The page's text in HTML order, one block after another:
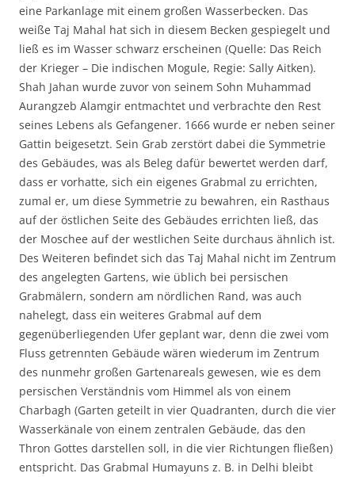
eine Parkanlage mit einem großen Wasserbecken. Das
weiße Taj Mahal hat sich in diesem Becken gespiegelt und
ließ es im Wasser schwarz erscheinen (Quelle: Das Reich
der Krieger – Die indischen Mogule, Regie: Sally Aitken).
Shah Jahan wurde zuvor von seinem Sohn Muhammad
Aurangzeb Alamgir entmachtet und verbrachte den Rest
seines Lebens als Gefangener. 1666 wurde er neben seiner
Gattin beigesetzt. Sein Grab zerstört dabei die Symmetrie
des Gebäudes, was als Beleg dafür bewertet werden darf,
dass er vorhatte, sich ein eigenes Grabmal zu errichten,
zumal er, um diese Symmetrie zu bewahren, ein Rasthaus
auf der östlichen Seite des Gebäudes errichten ließ, das
der Moschee auf der westlichen Seite durchaus ähnlich ist.
Des Weiteren befindet sich das Taj Mahal nicht im Zentrum
des angelegten Gartens, wie üblich bei persischen
Grabmälern, sondern am nördlichen Rand, was auch
nahelegt, dass ein weiteres Grabmal auf dem
gegenüberliegenden Ufer geplant war, denn die zwei vom
Fluss getrennten Gebäude wären wiederum im Zentrum
des nunmehr großen Gartenareals gewesen, wie es dem
persischen Verständnis vom Himmel als von einem
Charbagh (Garten geteilt in vier Quadranten, durch die vier
Wasserkänale von einem zentralen Gebäude, das den
Thron Gottes darstellen soll, in die vier Richtungen fließen)
entspricht. Das Grabmal Humayuns z. B. in Delhi bleibt